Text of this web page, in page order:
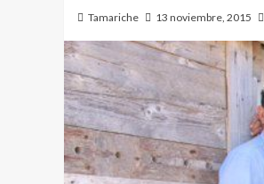
Tamariche 13 noviembre, 2015